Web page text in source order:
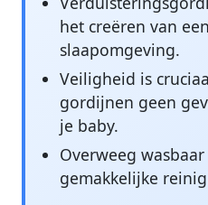
het creëren van
slaapomgeving.
Veiligheid is
gordijnen geen
je baby.
Overweeg
gemakkelijke